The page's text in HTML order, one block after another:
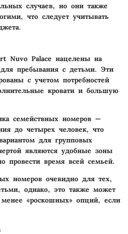
случаев, но они также
что следует учитывать
Nuvo Palace нацелены на
для пребывания с детьми. Эти
с учетом потребностей
кровати и большую
семействных номеров —
до четырех человек, что
для групповых
являются удобные зоны
провести время всей семьей.
номеров очевидно для тех,
однако, это также может
менее «роскошных» опций, если